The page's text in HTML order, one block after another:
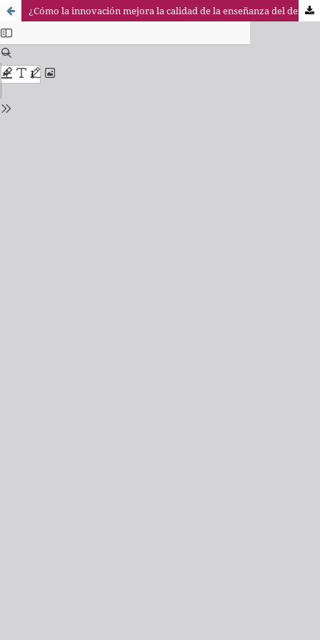
¿Cómo la innovación mejora la calidad de la enseñanza del derecho? Propuestas en un mundo global (Carlos Espaliú Berdud, Ricardo María Jiménez–Yáñez y Carlos De Miranda Vázquez)